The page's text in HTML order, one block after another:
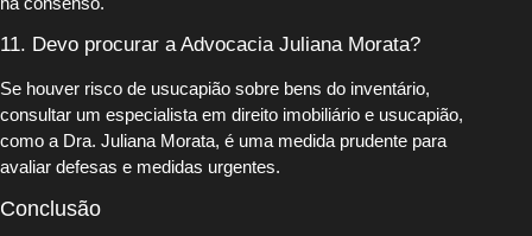
11. Devo procurar a Advocacia Juliana Morata?
Se houver risco de usucapião sobre bens do inventário,
consultar um especialista em direito imobiliário e usucapião,
como a Dra. Juliana Morata, é uma medida prudente para
avaliar defesas e medidas urgentes.
Conclusão